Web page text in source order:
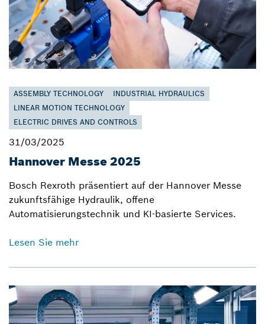
ASSEMBLY TECHNOLOGY
INDUSTRIAL HYDRAULICS
LINEAR MOTION TECHNOLOGY
ELECTRIC DRIVES AND CONTROLS
31/03/2025
Hannover Messe 2025
Bosch Rexroth präsentiert auf der Hannover Messe
zukunftsfähige Hydraulik, offene
Automatisierungstechnik und KI-basierte Services.
Lesen Sie mehr